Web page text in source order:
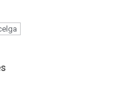
dos petroleros